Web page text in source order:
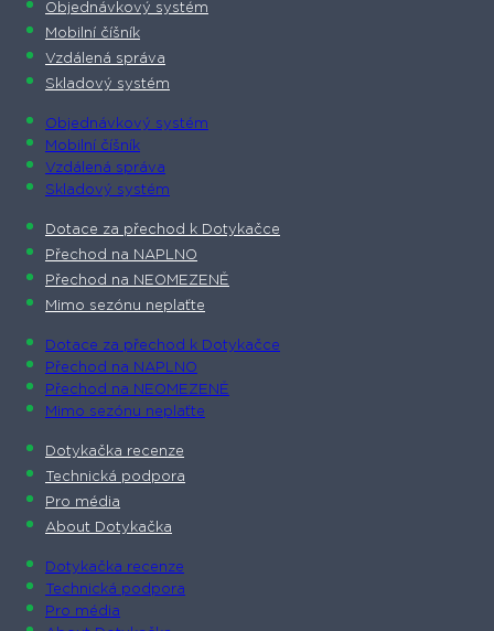
Objednávkový systém
Mobilní číšník
Vzdálená správa
Skladový systém
Objednávkový systém
Mobilní číšník
Vzdálená správa
Skladový systém
Dotace za přechod k Dotykačce
Přechod na NAPLNO
Přechod na NEOMEZENĚ
Mimo sezónu neplaťte
Dotace za přechod k Dotykačce
Přechod na NAPLNO
Přechod na NEOMEZENĚ
Mimo sezónu neplaťte
Dotykačka recenze
Technická podpora
Pro média
About Dotykačka
Dotykačka recenze
Technická podpora
Pro média